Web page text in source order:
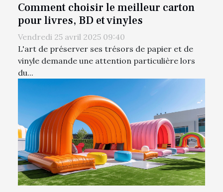
Comment choisir le meilleur carton
pour livres, BD et vinyles
Vendredi 25 avril 2025 09:40
L'art de préserver ses trésors de papier et de
vinyle demande une attention particulière lors
du...